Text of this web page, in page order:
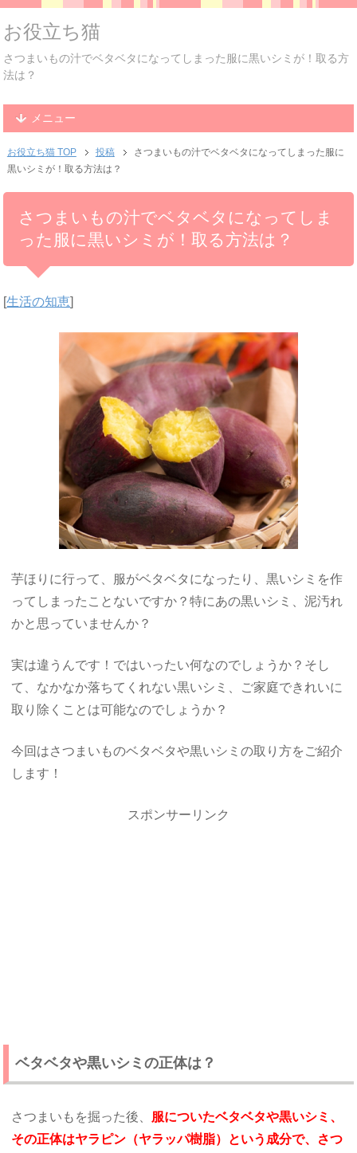
お役立ち猫
さつまいもの汁でベタベタになってしまった服に黒いシミが！取る方
法は？
メニュー
お役立ち猫 TOP 投稿
さつまいもの汁でベタベタになってしまった服に
黒いシミが！取る方法は？
さつまいもの汁でベタベタになってしま
った服に黒いシミが！取る方法は？
[生活の知恵]
芋ほりに行って、服がベタベタになったり、黒いシミを作
ってしまったことないですか？特にあの黒いシミ、泥汚れ
かと思っていませんか？
実は違うんです！ではいったい何なのでしょうか？そし
て、なかなか落ちてくれない黒いシミ、ご家庭できれいに
取り除くことは可能なのでしょうか？
今回はさつまいものベタベタや黒いシミの取り方をご紹介
します！
スポンサーリンク
ベタベタや黒いシミの正体は？
さつまいもを掘った後、 服についたベタベタや黒いシミ、
その正体はヤラピン（ヤラッパ樹脂）という成分で、さつ